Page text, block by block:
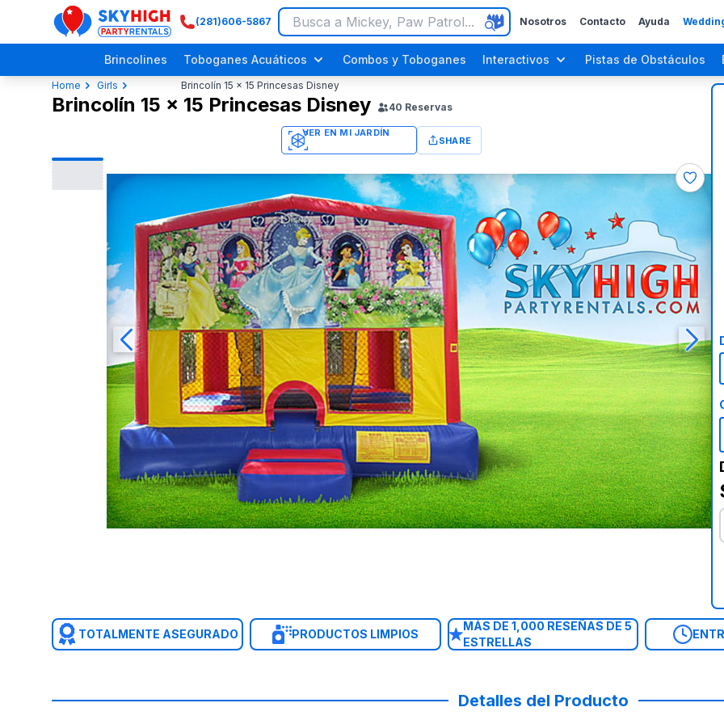
SkyHigh Logo
(281)606-5867 Nosotros Contacto Ayuda
Brincolines Toboganes Acuáticos Combos y Toboganes Interactivos Pistas de Obstáculos
Home Girls Brincolín 15 x 15 Princesas Disney
Brincolín 15 x 15 Princesas Disney 40 Reservas
3D
SHARE
TOTALMENTE ASEGURADO PRODUCTOS LIMPIOS
MÁS DE 1,000 RESEÑAS DE 5
ESTRELLAS
Detalles del Producto